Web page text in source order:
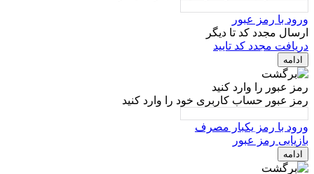
ورود با رمز عبور
ارسال مجدد کد تا دیگر
دریافت مجدد کد تایید
ادامه
رمز عبور را وارد کنید
رمز عبور حساب کاربری خود را وارد کنید
ورود با رمز یکبار مصرف
بازیابی رمز عبور
ادامه